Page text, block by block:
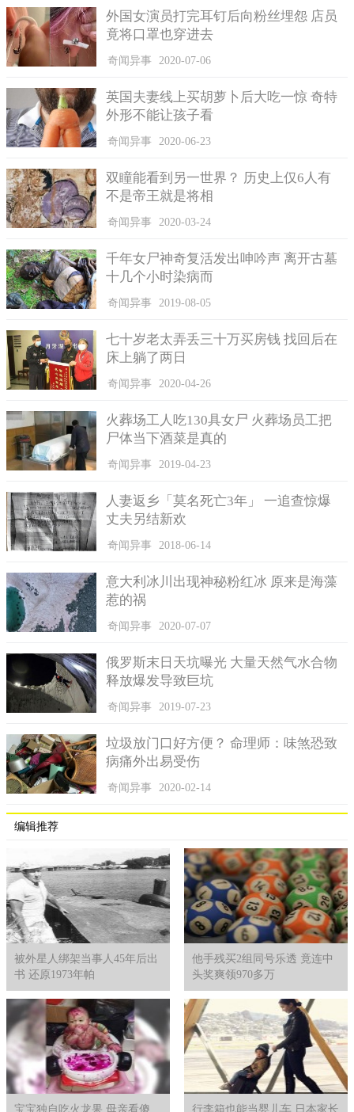
1997年3月的一天晚上，在美国凤凰城的天空中出现了一架不
明飞行物，一直在上空盘旋了3个多小时，飞行物外体有一整排的
灯在闪烁，非常像在开派对，当时有很多人目击了这一奇景，全
部被这吸收住了。
1999年的时候，在美国两天的时间里出现了两次诡异的火
球，火球一直旋转于天空之中，持续了不长时间就神奇的消失，
当时有数百人目击到了这一景观，实在诡异，大家认为肯定是外
5.廷利帕克UFO事件
2004年8月份以后在廷利帕克先后出现了数次的ufo事件，但
这么频繁的报道，使得大家一直都不相信事件的真实性，反而让
人觉得是有人故意在造谣，而官方也没有出面解释，就这么不了
了之。
6.加尔各答UFO事件
快的不明飞行物，外形会随速度的变化而变化，前后共持续了3个
小时左右，且这个飞行物会发射出极亮的光芒，然后扩散成各式
各样的颜色，实在是神奇。
外国女演员打完耳钉后向粉丝埋怨 店员
竟将口罩也穿进去
奇闻异事 2020-07-06
英国夫妻线上买胡萝卜后大吃一惊 奇特
外形不能让孩子看
奇闻异事 2020-06-23
双瞳能看到另一世界？ 历史上仅6人有
不是帝王就是将相
奇闻异事 2020-03-24
千年女尸神奇复活发出呻吟声 离开古墓
十几个小时染病而
奇闻异事 2019-08-05
七十岁老太弄丢三十万买房钱 找回后在
床上躺了两日
奇闻异事 2020-04-26
火葬场工人吃130具女尸 火葬场员工把
尸体当下酒菜是真的
奇闻异事 2019-04-23
人妻返乡「莫名死亡3年」 一追查惊爆
丈夫另结新欢
奇闻异事 2018-06-14
意大利冰川出现神秘粉红冰 原来是海藻
惹的祸
奇闻异事 2020-07-07
俄罗斯末日天坑曝光 大量天然气水合物
释放爆发导致巨坑
奇闻异事 2019-07-23
垃圾放门口好方便？ 命理师：味煞恐致
病痛外出易受伤
奇闻异事 2020-02-14
编辑推荐
被外星人绑架当事人45年后出
书 还原1973年帕
他手残买2组同号乐透 竟连中
头奖爽领970多万
宝宝独自吃火龙果 母亲看傻 行李箱也能当婴儿车 日本家长